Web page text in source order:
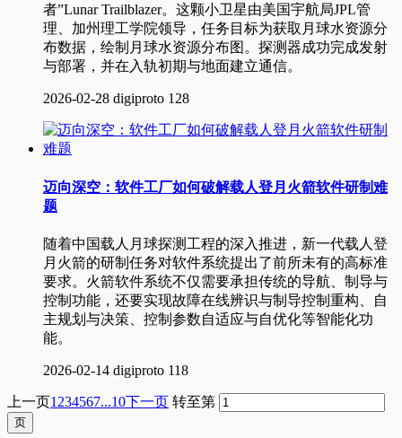
者”Lunar Trailblazer。这颗小卫星由美国宇航局JPL管
理、加州理工学院领导，任务目标为获取月球水资源分
布数据，绘制月球水资源分布图。探测器成功完成发射
与部署，并在入轨初期与地面建立通信。
2026-02-28 digiproto 128
迈向深空：软件工厂如何破解载人登月火箭软件研制难
题
随着中国载人月球探测工程的深入推进，新一代载人登
月火箭的研制任务对软件系统提出了前所未有的高标准
要求。火箭软件系统不仅需要承担传统的导航、制导与
控制功能，还要实现故障在线辨识与制导控制重构、自
主规划与决策、控制参数自适应与自优化等智能化功
能。
2026-02-14 digiproto 118
上一页1 234567...10下一页 转至第